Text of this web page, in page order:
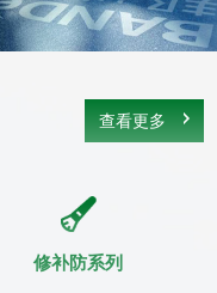
查看更多
修补防系列